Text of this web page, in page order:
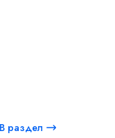
В раздел